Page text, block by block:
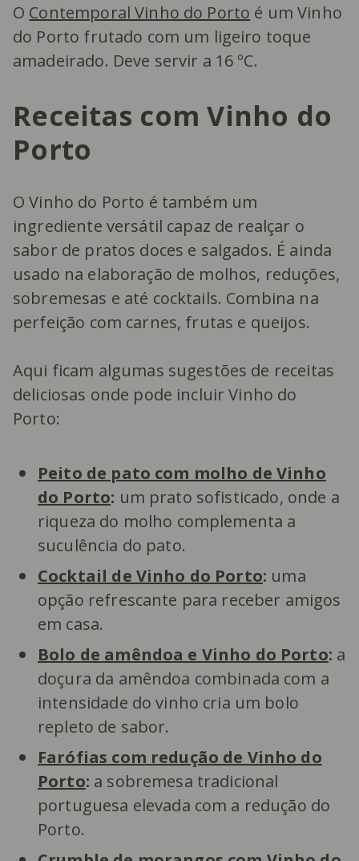
O Contemporal Vinho do Porto é um Vinho
do Porto frutado com um ligeiro toque
amadeirado. Deve servir a 16 ºC.
Receitas com Vinho do
Porto
O Vinho do Porto é também um
ingrediente versátil capaz de realçar o
sabor de pratos doces e salgados. É ainda
usado na elaboração de molhos, reduções,
sobremesas e até cocktails. Combina na
perfeição com carnes, frutas e queijos.
Aqui ficam algumas sugestões de receitas
deliciosas onde pode incluir Vinho do
Porto:
Peito de pato com molho de Vinho
do Porto: um prato sofisticado, onde a
riqueza do molho complementa a
suculência do pato.
Cocktail de Vinho do Porto: uma
opção refrescante para receber amigos
em casa.
Bolo de amêndoa e Vinho do Porto: a
doçura da amêndoa combinada com a
intensidade do vinho cria um bolo
repleto de sabor.
Farófias com redução de Vinho do
Porto: a sobremesa tradicional
portuguesa elevada com a redução do
Porto.